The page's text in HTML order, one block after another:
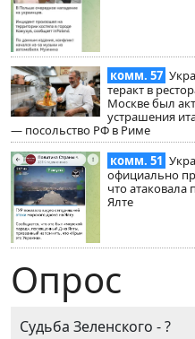
комм. 57
теракт в
Москве был
устрашения
— посольство РФ в Риме
комм. 51
официально
что атаковала
Ялте
Опрос
Судьба Зеленского - ?